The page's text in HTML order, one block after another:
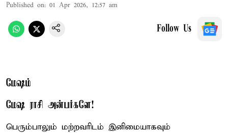
Published on: 01 Apr 2026, 12:57 am
Follow Us
மேஷம்
மேஷ ராசி அன்பர்களே!
பெரும்பாலும் மற்றவரிடம் இனிமையாகவும்